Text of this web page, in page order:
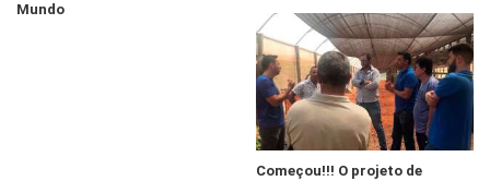
Mundo
Começou!!! O projeto de